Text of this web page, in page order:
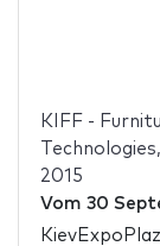
KIFF -
2015
Vom 30